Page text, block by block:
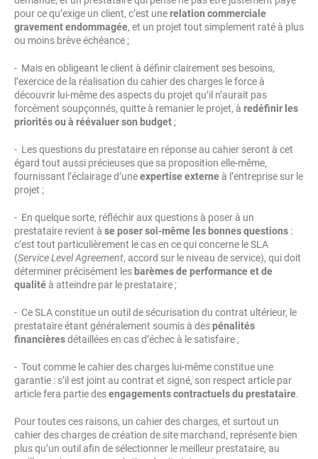
pour ce qu’exige un client, c’est unerelation commerciale
gravement endommagée, et un projet tout simplement raté à plus
ou moins brève échéance ;
- Mais en obligeant le client à définir clairement ses besoins,
l’exercice de la réalisation du cahier des charges le force à
découvrir lui-même des aspects du projet qu’il n’aurait pas
forcément soupçonnés, quitte à remanier le projet, à redéfinir les
priorités ou à réévaluer son budget ;
- Les questions du prestataire en réponse au cahier seront à cet
égard tout aussi précieuses que sa proposition elle-même,
fournissant l’éclairage d’uneexpertise externeà l’entreprise sur le
projet ;
- En quelque sorte, réfléchir aux questions à poser à un
prestataire revient à se poser soi-même les bonnes questions :
c’est tout particulièrement le cas en ce qui concerne le SLA
(Service Level Agreement, accord sur le niveau de service), qui doit
déterminer précisément les barèmes de performance et de
qualitéà atteindre par le prestataire ;
- Ce SLA constitue un outil de sécurisation du contrat ultérieur, le
prestataire étant généralement soumis à despénalités
financièresdétaillées en cas d’échec à le satisfaire ;
- Tout comme le cahier des charges lui-même constitue une
garantie : s’il est joint au contrat et signé, son respect article par
article fera partie desengagements contractuels du prestataire.
Pour toutes ces raisons, un cahier des charges, et surtout un
cahier des charges de création de site marchand, représente bien
plus qu’un outil afin de sélectionner le meilleur prestataire, au